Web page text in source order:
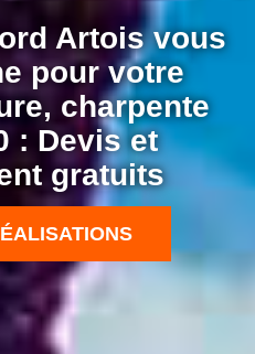
Artois vous
pour votre
charpente
: Devis et
gratuits